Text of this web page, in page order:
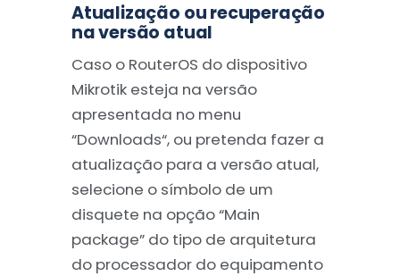
Atualização ou recuperação
na versão atual
Caso o RouterOS do dispositivo
Mikrotik esteja na versão
apresentada no menu
“Downloads“, ou pretenda fazer a
atualização para a versão atual,
selecione o símbolo de um
disquete na opção “Main
package” do tipo de arquitetura
do processador do equipamento